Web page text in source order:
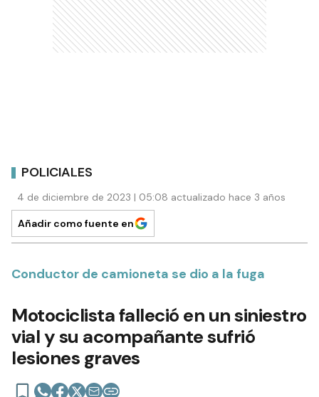
POLICIALES
4 de diciembre de 2023 | 05:08 actualizado hace 3 años
Añadir como fuente en
Conductor de camioneta se dio a la fuga
Motociclista falleció en un siniestro
vial y su acompañante sufrió
lesiones graves